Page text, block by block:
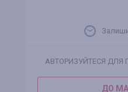
АВТОРИЗУЙТЕСЯ
ДО